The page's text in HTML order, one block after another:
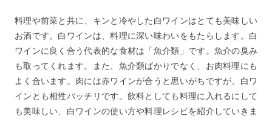
6
料理が美味しくなる白ワインレシピ:牡蠣と水菜のシャキ
シャキパスタ白ワイン風味
7
料理が美味しくなる白ワインレシピ:あさりと菜の花の白
ワイン風味ペペロンチーノ
8
料理が美味しくなる白ワインレシピ:新玉ねぎと菜の花の
おにぎり
9
料理が美味しくなる白ワインレシピ:サンマの白ワインが
料理や前菜と共に、キンと冷やした白ワインはとても美味しい
お酒です。白ワインは、料理に深い味わいをもたらします。白
ワインに良く合う代表的な食材は「魚介類」です。魚介の臭み
も取ってくれます。また、魚介類ばかりでなく、お肉料理にも
よく合います。肉には赤ワインが合うと思いがちですが、白ワ
インとも相性バッチリです。飲料としても料理に入れるにして
も美味しい、白ワインの使い方や料理レシピを紹介していきま